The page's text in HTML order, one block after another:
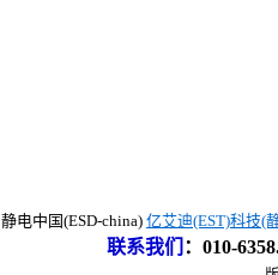
静电中国(ESD-china) 亿艾迪(EST)科技(
联系我们 ： 010-